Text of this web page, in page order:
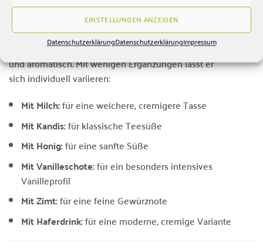
EINSTELLUNGEN ANZEIGEN
DatenschutzerklärungDatenschutzerklärungImpressum
🍯 Ideen zum Verfeinern
Der Bio Schwarzer Tee Vanille schmeckt pur bereits rund
und aromatisch. Mit wenigen Ergänzungen lässt er
sich individuell variieren:
Mit Milch:für eine weichere, cremigere Tasse
Mit Kandis:für klassische Teesüße
Mit Honig:für eine sanfte Süße
Mit Vanilleschote:für ein besonders intensives
Vanilleprofil
Mit Zimt:für eine feine Gewürznote
Mit Haferdrink:für eine moderne, cremige Variante